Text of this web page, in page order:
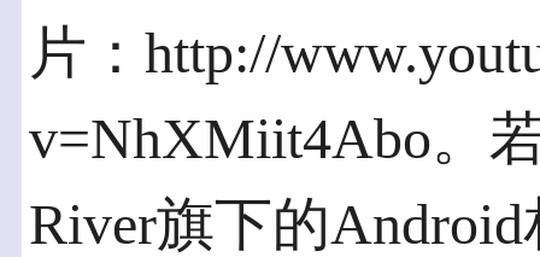
片：http://
v=NhXMiit4Abo。
River旗下的